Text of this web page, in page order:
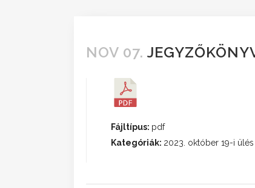
NOV 07.
Fájltípus: pdf
Kategóriák: 2023. október 19-i ülés